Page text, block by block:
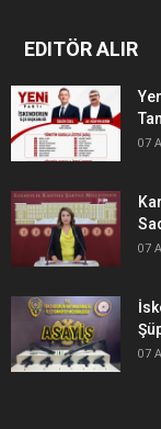
EDITÖR ALIR
07
07
07